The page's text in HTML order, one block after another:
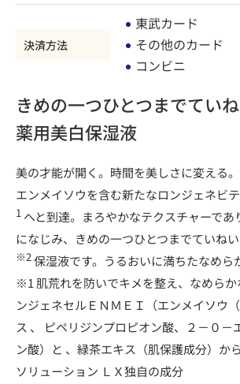
決済方法
東武カード
その他のカード
コンビニ
きめの一つひとつまでてい
薬用美白保湿液
美の才能が開く。時間を美しさに変える。
エンメイソウを含む新たなロンジェネビ
1 へと到達。まろやかなテクスチャーで
になじみ、きめの一つひとつまでていね
※2保湿液です。うるおいに満ちたなめ
※1 肌荒れを防いでキメを整え、なめら
ンジェネセルＥＮＭＥＩ（エンメイソウ
ス 、 ピペリジンプロピオン酸、２－０－
ン酸）と 、緑茶エキス（肌保護成分）か
ソリューション ＬＸ独自の成分